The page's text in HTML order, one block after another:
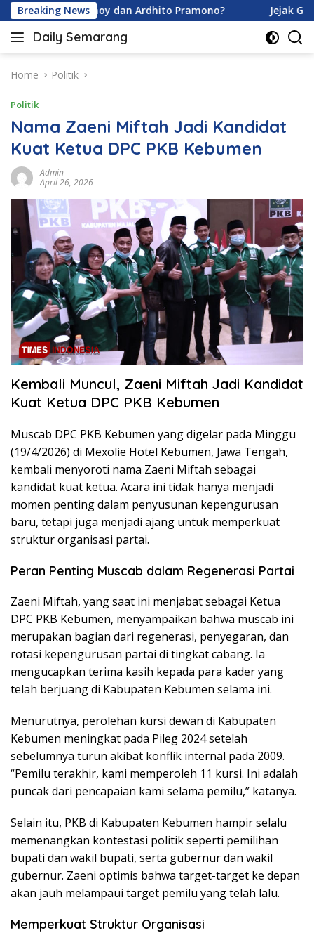
Skip
to
content
Breaking News
Karamoy dan Ardhito Pramono? Jejak Gen
Daily Semarang
"Semarang
Ini:
Terkini
untuk
Anda"
Home Politik
Politik
Nama Zaeni Miftah Jadi Kandidat
Kuat Ketua DPC PKB Kebumen
Admin
April 26, 2026
Kembali Muncul, Zaeni Miftah Jadi Kandidat
Kuat Ketua DPC PKB Kebumen
Muscab DPC PKB Kebumen yang digelar pada Minggu
(19/4/2026) di Mexolie Hotel Kebumen, Jawa Tengah,
kembali menyoroti nama Zaeni Miftah sebagai
kandidat kuat ketua. Acara ini tidak hanya menjadi
momen penting dalam penyusunan kepengurusan
baru, tetapi juga menjadi ajang untuk memperkuat
struktur organisasi partai.
Peran Penting Muscab dalam Regenerasi Partai
Zaeni Miftah, yang saat ini menjabat sebagai Ketua
DPC PKB Kebumen, menyampaikan bahwa muscab ini
merupakan bagian dari regenerasi, penyegaran, dan
rotasi kepengurusan partai di tingkat cabang. Ia
mengucapkan terima kasih kepada para kader yang
telah berjuang di Kabupaten Kebumen selama ini.
Menurutnya, perolehan kursi dewan di Kabupaten
Kebumen meningkat pada Pileg 2024 setelah
sebelumnya turun akibat konflik internal pada 2009.
“Pemilu terakhir, kami memperoleh 11 kursi. Ini adalah
puncak dari pencapaian kami selama pemilu,” katanya.
Selain itu, PKB di Kabupaten Kebumen hampir selalu
memenangkan kontestasi politik seperti pemilihan
bupati dan wakil bupati, serta gubernur dan wakil
gubernur. Zaeni optimis bahwa target-target ke depan
akan jauh melampaui target pemilu yang telah lalu.
Memperkuat Struktur Organisasi